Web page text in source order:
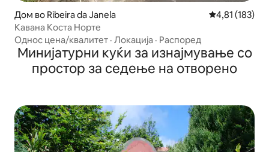
Дом во Ribeira da Janela Просечна
4,81 (183)
Кавана Коста Норте
Однос цена/квалитет · Локација · Распоред
Минијатурни куќи за изнајмување со
простор за седење на отворено